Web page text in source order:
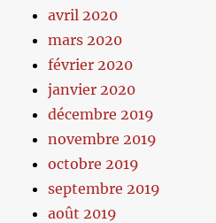
avril 2020
mars 2020
février 2020
janvier 2020
décembre 2019
novembre 2019
octobre 2019
septembre 2019
août 2019